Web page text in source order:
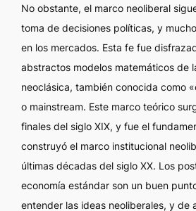
No obstante, el marco neoliberal
toma de decisiones políticas, y
en los mercados. Esta fe fue
abstractos modelos matemáticos de
neoclásica, también conocida como
o mainstream. Este marco teórico
finales del siglo XIX, y fue el
construyó el marco institucional
últimas décadas del siglo XX. Los
economía estándar son un buen
entender las ideas neoliberales, y de